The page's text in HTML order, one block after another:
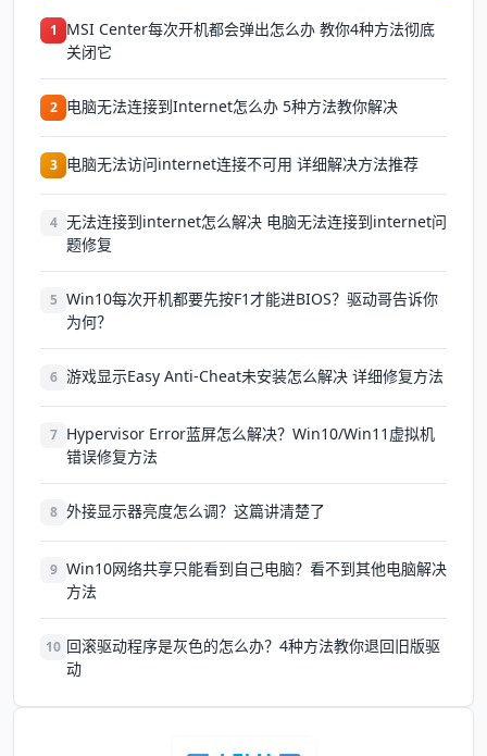
1
MSI Center每次开机都会弹出怎么办 教你4种方法彻底
关闭它
2 电脑无法连接到Internet怎么办 5种方法教你解决
3 电脑无法访问internet连接不可用 详细解决方法推荐
4 无法连接到internet怎么解决 电脑无法连接到internet问
题修复
5 Win10每次开机都要先按F1才能进BIOS？驱动哥告诉你
为何？
6 游戏显示Easy Anti-Cheat未安装怎么解决 详细修复方法
7 Hypervisor Error蓝屏怎么解决？Win10/Win11虚拟机
错误修复方法
8 外接显示器亮度怎么调？这篇讲清楚了
9 Win10网络共享只能看到自己电脑？看不到其他电脑解决
方法
10 回滚驱动程序是灰色的怎么办？4种方法教你退回旧版驱
动